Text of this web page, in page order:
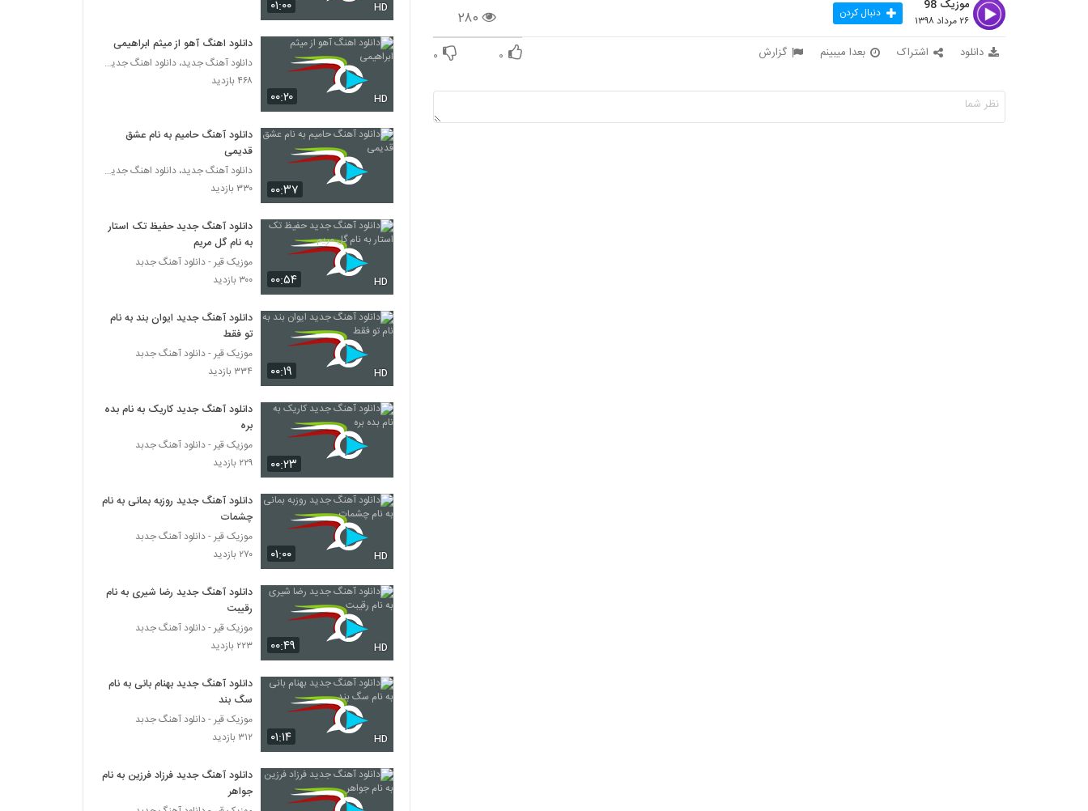
اس
۳۰۷ بازدید
آهنگ شاهین سلیمانی بنام صبوری
۲۲۵ بازدید
۲۴۰ بازدید
موزیک زیبای مغرور لعنتی از هادی قاسمی
۲۶۱ بازدید
دانلود آهنگ جدید و زیبای بهادر طوافچیان با نام
تو یار منی
۲۴۷ بازدید
دانلود آهنگ عطا شهریار خاتون من (Ata
Shahriar Khatoone Man)
۲۳۹ بازدید
موزیک زیبای جان جانان از امیرحسین اسماعیلی
۲۸۵ بازدید
حامد غفاری آهنگ یه تنه
۲۶۹ بازدید
دانلود آهنگ جدید و زیبای محمد ابراهیمیان با
نام شوخی نکن
۲۳۰ بازدید
محسن رهام آهنگ رسم عاشقی
آهنگ غربت از بیژن نظری(پاپ)
دانلود آهنگ ریسمان همه چی رو نرومه (به
همراه مصداق)
۲۳۱ بازدید
دانلود آهنگ طول میکشه تایپ (به همراه لیتو)
از ویلسون
۲۸۰
موزیک 98
۲۶ مرداد ۱۳۹۸ دنبال کردن
دانلود اشتراک بعدا میبینم گزارش ۰ ۰
۰۱:۰۰ HD
۰۰:۲۰ HD
دانلود اهنگ آهو از میثم ابراهیمی
دانلود آهنگ جدید، دانلود اهنگ جدید ایرانی
۴۶۸ بازدید
۰۰:۳۷
دانلود آهنگ حامیم به نام عشق
قدیمی
دانلود آهنگ جدید، دانلود اهنگ جدید ایرانی
۳۳۰ بازدید
۰۰:۵۴ HD
دانلود آهنگ جدید حفیظ تک استار
به نام گل مریم
موزیک قیر - دانلود آهنگ جدبد
۳۰۰ بازدید
۰۰:۱۹ HD
دانلود آهنگ جدید ایوان بند به نام
تو فقط
موزیک قیر - دانلود آهنگ جدبد
۳۳۴ بازدید
۰۰:۲۳
دانلود آهنگ جدید کاریک به نام بده
بره
موزیک قیر - دانلود آهنگ جدبد
۲۲۹ بازدید
۰۱:۰۰ HD
دانلود آهنگ جدید روزبه بمانی به نام
چشمات
موزیک قیر - دانلود آهنگ جدبد
۲۷۰ بازدید
۰۰:۴۹ HD
دانلود آهنگ جدید رضا شیری به نام
رقیبت
موزیک قیر - دانلود آهنگ جدبد
۲۲۳ بازدید
۰۱:۱۴ HD
دانلود آهنگ جدید بهنام بانی به نام
سگ بند
موزیک قیر - دانلود آهنگ جدبد
۳۱۲ بازدید
دانلود آهنگ جدید فرزاد فرزین به نام
جواهر